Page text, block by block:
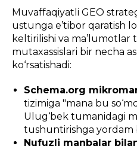
Muvaffaqiyatli GEO
ustunga e’tibor qaratish
keltirilishi va ma’lumotlar
mutaxassislari bir necha
ko‘rsatishadi:
Schema.org
tizimiga "mana bu
Ulug‘bek tumanidagi
tushuntirishga yordam
Nufuzli manbalar